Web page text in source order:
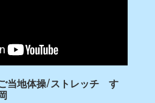
当地体操/ストレッチ す